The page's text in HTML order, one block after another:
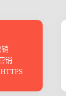
销